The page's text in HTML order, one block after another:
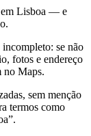
em Lisboa — e
se não
fotos e endereço
no Maps.
sem menção
termos como